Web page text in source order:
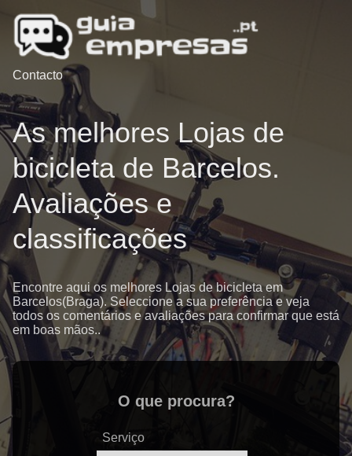
Contacto
As melhores Lojas de
bicicleta de Barcelos.
Avaliações e
classificações
Encontre aqui os melhores Lojas de bicicleta em
Barcelos(Braga). Seleccione a sua preferência e veja
todos os comentários e avaliações para confirmar que está
em boas mãos..
O que procura?
Serviço